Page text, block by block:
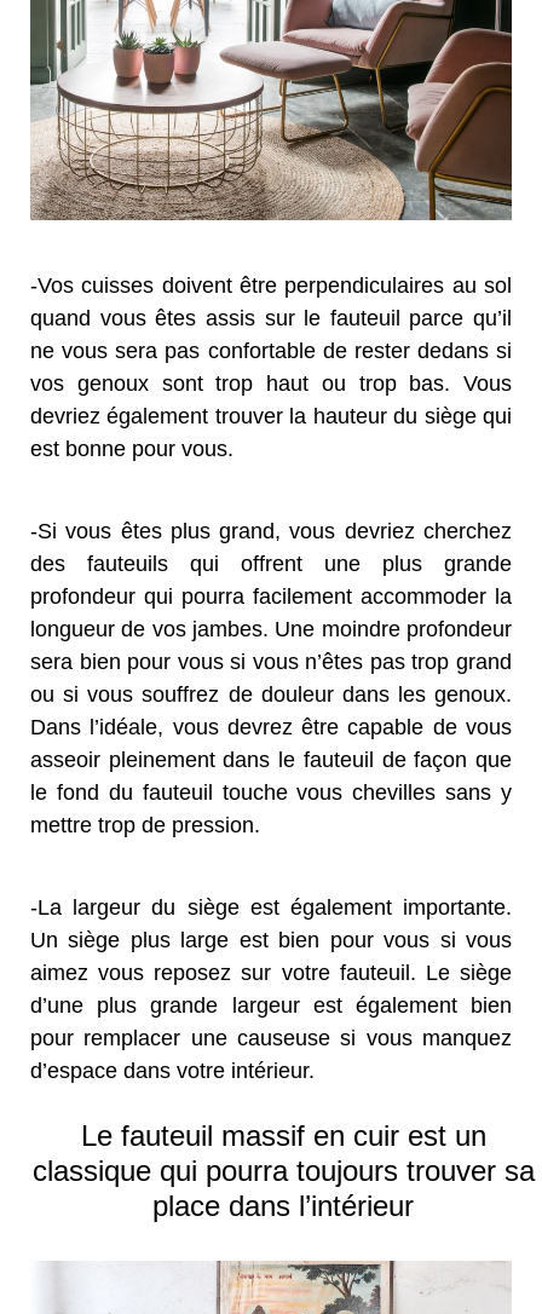
-Vos cuisses doivent être perpendiculaires au sol
quand vous êtes assis sur le fauteuil parce qu’il
ne vous sera pas confortable de rester dedans si
vos genoux sont trop haut ou trop bas. Vous
devriez également trouver la hauteur du siège qui
est bonne pour vous.
-Si vous êtes plus grand, vous devriez cherchez
des fauteuils qui offrent une plus grande
profondeur qui pourra facilement accommoder la
longueur de vos jambes. Une moindre profondeur
sera bien pour vous si vous n’êtes pas trop grand
ou si vous souffrez de douleur dans les genoux.
Dans l’idéale, vous devrez être capable de vous
asseoir pleinement dans le fauteuil de façon que
le fond du fauteuil touche vous chevilles sans y
mettre trop de pression.
-La largeur du siège est également importante.
Un siège plus large est bien pour vous si vous
aimez vous reposez sur votre fauteuil. Le siège
d’une plus grande largeur est également bien
pour remplacer une causeuse si vous manquez
d’espace dans votre intérieur.
Le fauteuil massif en cuir est un
classique qui pourra toujours trouver sa
place dans l’intérieur